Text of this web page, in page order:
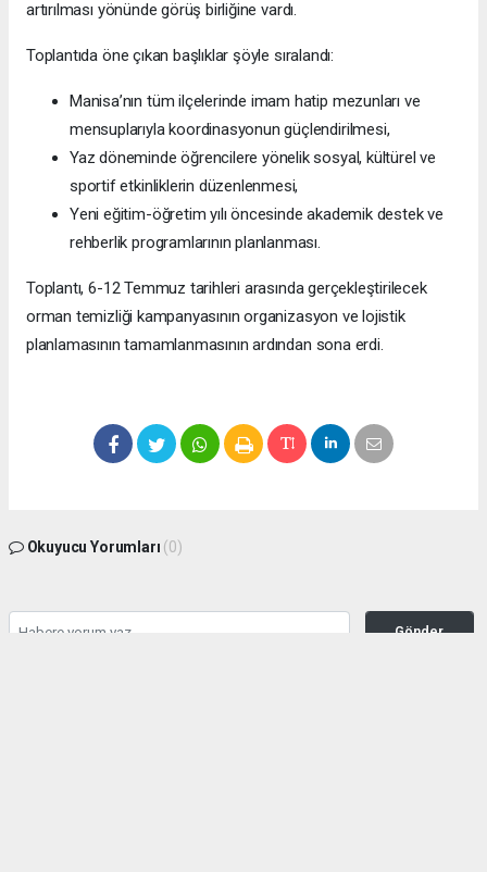
artırılması yönünde görüş birliğine vardı.
Toplantıda öne çıkan başlıklar şöyle sıralandı:
Manisa’nın tüm ilçelerinde imam hatip mezunları ve
mensuplarıyla koordinasyonun güçlendirilmesi,
Yaz döneminde öğrencilere yönelik sosyal, kültürel ve
sportif etkinliklerin düzenlenmesi,
Yeni eğitim-öğretim yılı öncesinde akademik destek ve
rehberlik programlarının planlanması.
Toplantı, 6-12 Temmuz tarihleri arasında gerçekleştirilecek
orman temizliği kampanyasının organizasyon ve lojistik
planlamasının tamamlanmasının ardından sona erdi.
Okuyucu Yorumları (0)
Gönder